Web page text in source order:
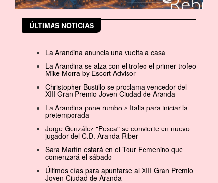
ÚLTIMAS NOTICIAS
La Arandina anuncia una vuelta a casa
La Arandina se alza con el trofeo el primer trofeo
Mike Morra by Escort Advisor
Christopher Bustillo se proclama vencedor del
XIII Gran Premio Joven Ciudad de Aranda
La Arandina pone rumbo a Italia para iniciar la
pretemporada
Jorge González "Pesca" se convierte en nuevo
jugador del C.D. Aranda Riber
Sara Martín estará en el Tour Femenino que
comenzará el sábado
Últimos días para apuntarse al XIII Gran Premio
Joven Ciudad de Aranda